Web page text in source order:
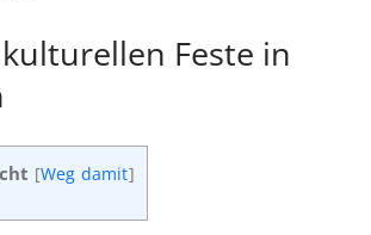
Feste in
[Weg damit]